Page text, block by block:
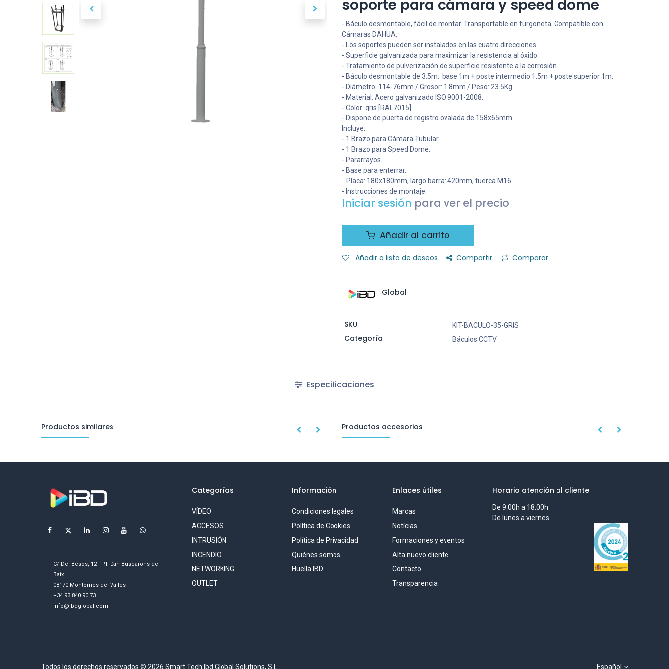
soporte para cámara y speed dome
- Báculo desmontable, fácil de montar. Transportable en furgoneta. Compatible con
Cámaras DAHUA.
- Los soportes pueden ser instalados en las cuatro direcciones.
- Superficie galvanizada para maximizar la resistencia al óxido.
- Tratamiento de pulverización de superficie resistente a la corrosión.
- Báculo desmontable de 3.5m: base 1m + poste intermedio 1.5m + poste superior 1m.
- Diámetro: 114-76mm / Grosor: 1.8mm / Peso: 23.5Kg.
- Material: Acero galvanizado ISO 9001-2008.
- Color: gris [RAL7015].
- Dispone de puerta de registro ovalada de 158x65mm.
Incluye:
- 1 Brazo para Cámara Tubular.
- 1 Brazo para Speed Dome.
- Pararrayos.
- Base para enterrar.
Placa: 180x180mm, largo barra: 420mm, tuerca M16.
- Instrucciones de montaje.
Iniciar sesión para ver el precio
Añadir al carrito
Añadir a lista de deseos Compartir Comparar
Global
SKU KIT-BACULO-35-GRIS
Categoría Báculos CCTV
Especificaciones
Productos similares Productos accesorios
C/ Del Besòs, 12 | P.I. Can Buscarons de
Baix
08170 Montornès del Vallès
+34 93 840 90 73
info@ibdglobal.com
Categorías
VÍDEO
ACCESOS
INTRUSIÓN
INCENDIO
NETWORKING
OUTLET
Información
Condiciones legales
Política de Cookies
Política de Privacidad
Quiénes somos
Huella IBD
Enlaces útiles
Marcas
Notícias
Formaciones y eventos
Alta nuevo cliente
Contacto
Transparencia
Horario atención al cliente
De 9:00h a 18:00h
De lunes a viernes
Todos los derechos reservados © 2026 Smart Tech Ibd Global Solutions, S.L. Español